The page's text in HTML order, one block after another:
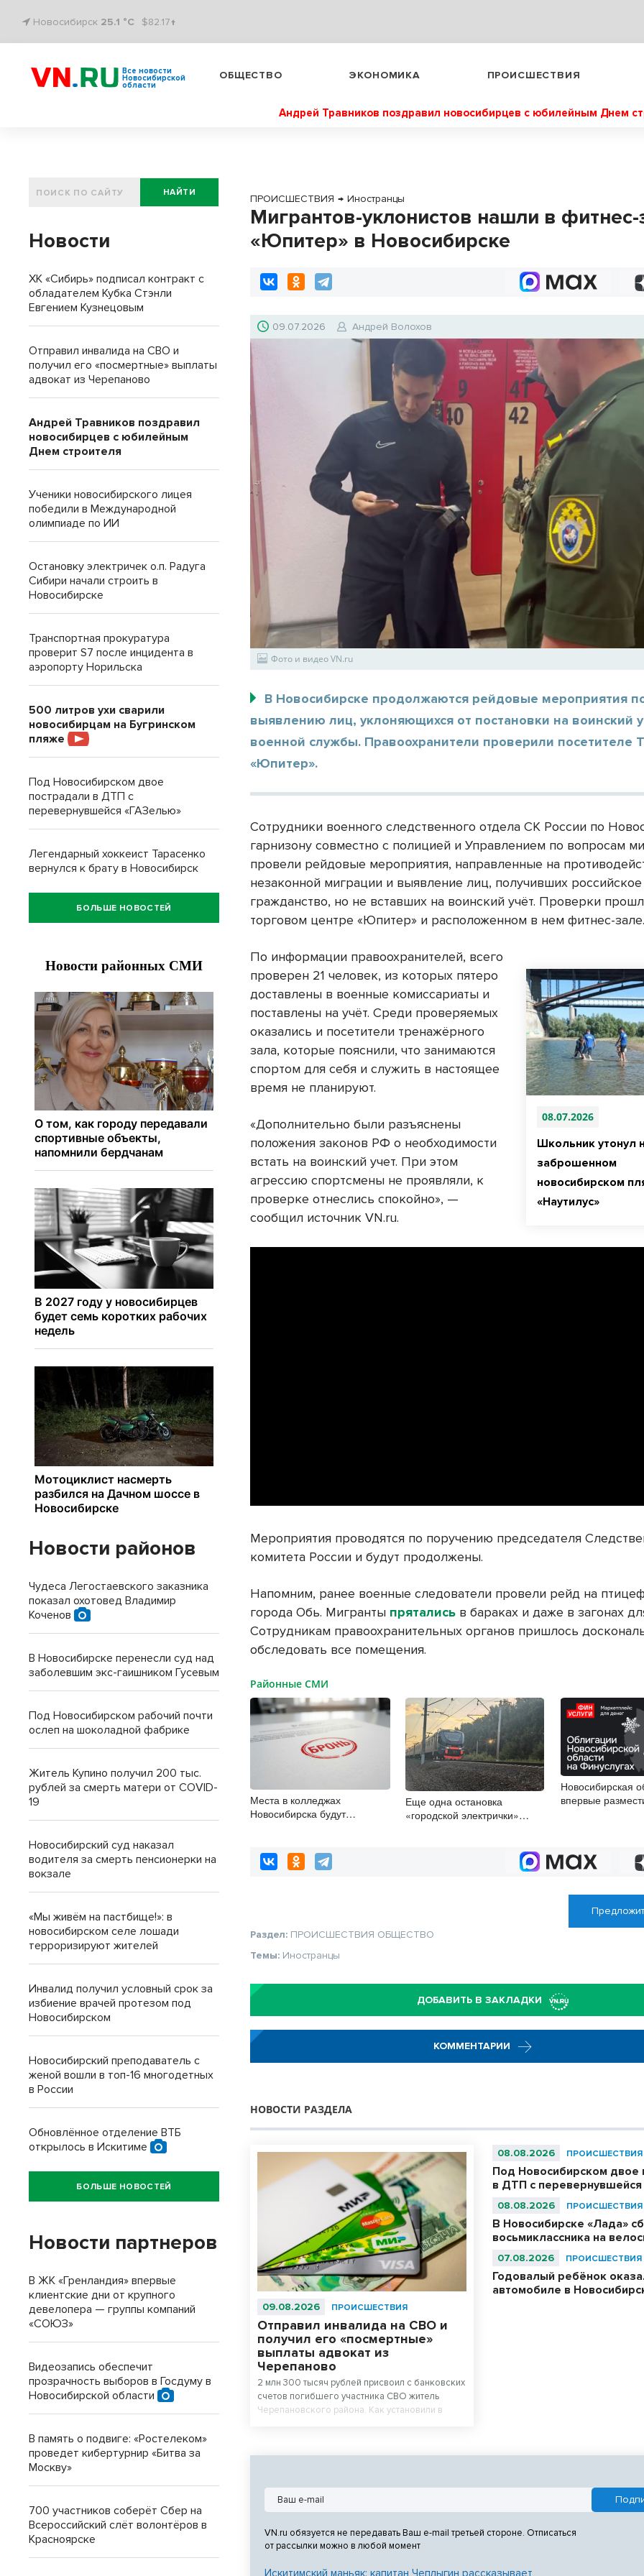
Новосибирск 25.1 °C $82.17↑
Все новости
Новосибирской
области
ОБЩЕСТВО ЭКОНОМИКА ПРОИСШЕСТВИЯ
Андрей Травников поздравил новосибирцев с юбилейным Днем
ПРОИСШЕСТВИЯ → Иностранцы
Мигрантов-уклонистов нашли в
«Юпитер» в Новосибирске
09.07.2026 Андрей Волохов
Фото и видео VN.ru
В Новосибирске продолжаются рейдовые мероприятия
выявлению лиц, уклоняющихся от постановки на воинский
военной службы. Правоохранители проверили посетителе
«Юпитер».
Сотрудники военного следственного отдела СК России по
гарнизону совместно с полицией и Управлением по вопросам
провели рейдовые мероприятия, направленные на
незаконной миграции и выявление лиц, получивших российское
гражданство, но не вставших на воинский учёт. Проверки
торговом центре «Юпитер» и расположенном в нем фитнес-зале.
08.07.2026
Школьник утонул
заброшенном
новосибирском
«Наутилус»
По информации правоохранителей, всего
проверен 21 человек, из которых пятеро
доставлены в военные комиссариаты и
поставлены на учёт. Среди проверяемых
оказались и посетители тренажёрного
зала, которые пояснили, что занимаются
спортом для себя и служить в настоящее
время не планируют.
«Дополнительно были разъяснены
положения законов РФ о необходимости
встать на воинский учет. При этом
агрессию спортсмены не проявляли, к
проверке отнеслись спокойно», —
сообщил источник VN.ru.
Мероприятия проводятся по поручению председателя
комитета России и будут продолжены.
Напомним, ранее военные следователи провели рейд на
города Обь. Мигранты прятались в бараках и даже в загонах
Сотрудникам правоохранительных органов пришлось
обследовать все помещения.
Районные СМИ
Места в колледжах
Новосибирска будут
Еще одна остановка
«городской электрички»
Новосибирская
впервые
Раздел: ПРОИСШЕСТВИЯ ОБЩЕСТВО
Темы: Иностранцы
ДОБАВИТЬ В ЗАКЛАДКИ
КОММЕНТАРИИ
НОВОСТИ РАЗДЕЛА
09.08.2026 ПРОИСШЕСТВИЯ
Отправил инвалида на СВО и
получил его «посмертные»
выплаты адвокат из
Черепаново
2 млн 300 тысяч рублей присвоил с банковских
счетов погибшего участника СВО житель
Черепановского района. Как установили в
08.08.2026 ПРОИСШЕСТВИЯ
Под Новосибирском двое
в ДТП с
08.08.2026 ПРОИСШЕСТВИЯ
В Новосибирске «Лада»
восьмиклассника на
07.08.2026 ПРОИСШЕСТВИЯ
Годовалый ребёнок
автомобиле в
VN.ru обязуется не передавать Ваш e-mail третьей стороне. Отписаться
от рассылки можно в любой момент
Искитимский маньяк: капитан Чеплыгин рассказывает
НАЙТИ
Новости
ХК «Сибирь» подписал контракт с
обладателем Кубка Стэнли
Евгением Кузнецовым
Отправил инвалида на СВО и
получил его «посмертные» выплаты
адвокат из Черепаново
Андрей Травников поздравил
новосибирцев с юбилейным
Днем строителя
Ученики новосибирского лицея
победили в Международной
олимпиаде по ИИ
Остановку электричек о.п. Радуга
Сибири начали строить в
Новосибирске
Транспортная прокуратура
проверит S7 после инцидента в
аэропорту Норильска
500 литров ухи сварили
новосибирцам на Бугринском
пляже
Под Новосибирском двое
пострадали в ДТП с
перевернувшейся «ГАЗелью»
Легендарный хоккеист Тарасенко
вернулся к брату в Новосибирск
БОЛЬШЕ НОВОСТЕЙ
Новости районов
Чудеса Легостаевского заказника
показал охотовед Владимир
Коченов
В Новосибирске перенесли суд над
заболевшим экс-гаишником Гусевым
Под Новосибирском рабочий почти
ослеп на шоколадной фабрике
Житель Купино получил 200 тыс.
рублей за смерть матери от COVID-
19
Новосибирский суд наказал
водителя за смерть пенсионерки на
вокзале
«Мы живём на пастбище!»: в
новосибирском селе лошади
терроризируют жителей
Инвалид получил условный срок за
избиение врачей протезом под
Новосибирском
Новосибирский преподаватель с
женой вошли в топ-16 многодетных
в России
Обновлённое отделение ВТБ
открылось в Искитиме
БОЛЬШЕ НОВОСТЕЙ
Новости партнеров
В ЖК «Гренландия» впервые
клиентские дни от крупного
девелопера — группы компаний
«СОЮЗ»
Видеозапись обеспечит
прозрачность выборов в Госдуму в
Новосибирской области
В память о подвиге: «Ростелеком»
проведет кибертурнир «Битва за
Москву»
700 участников соберёт Сбер на
Всероссийский слёт волонтёров в
Красноярске